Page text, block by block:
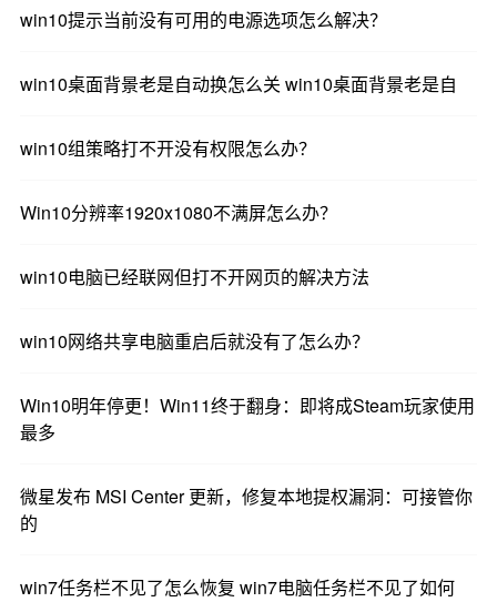
win10提示当前没有可用的电源选项怎么解决？
win10桌面背景老是自动换怎么关 win10桌面背景老是自
win10组策略打不开没有权限怎么办？
Win10分辨率1920x1080不满屏怎么办？
win10电脑已经联网但打不开网页的解决方法
win10网络共享电脑重启后就没有了怎么办？
Win10明年停更！Win11终于翻身：即将成Steam玩家使用
最多
微星发布 MSI Center 更新，修复本地提权漏洞：可接管你
的
win7任务栏不见了怎么恢复 win7电脑任务栏不见了如何